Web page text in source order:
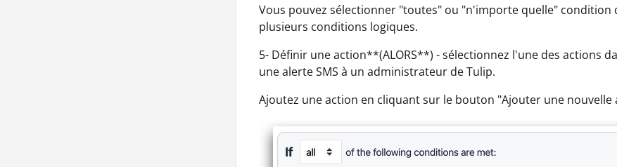
Vous pouvez sélectionner "toutes" ou "n'importe quelle"
plusieurs conditions logiques.
5- Définir une action**(ALORS**) - sélectionnez l'une des actions
une alerte SMS à un administrateur de Tulip.
Ajoutez une action en cliquant sur le bouton "Ajouter une nouvelle